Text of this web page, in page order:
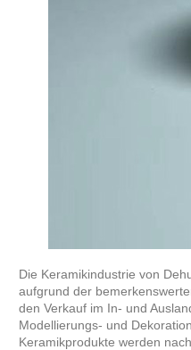
Die Keramikindustrie von
aufgrund der
den Verkauf im In- und
Modellierungs- und
Keramikprodukte werden